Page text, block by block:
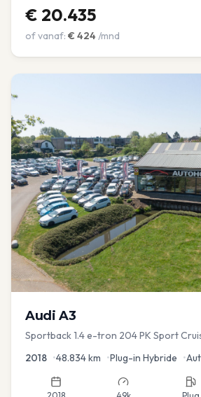
€ 20.435
of vanaf: € 424 /mnd
Audi A3
Sportback 1.4 e-tron 204 PK Sport
2018 •48.834km •Plug-in Hybride •